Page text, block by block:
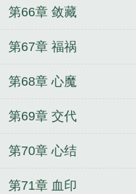
第66章 敛藏
第67章 福祸
第68章 心魔
第69章 交代
第70章 心结
第71章 血印